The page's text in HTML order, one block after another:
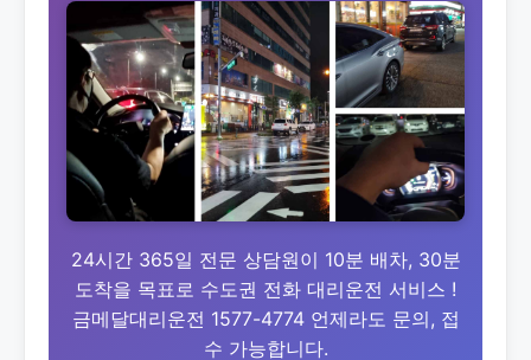
24시간 365일 전문 상담원이 10분 배차, 30분
도착을 목표로 수도권 전화 대리운전 서비스 !
금메달대리운전 1577-4774 언제라도 문의, 접
수 가능합니다.